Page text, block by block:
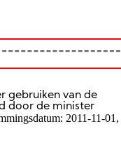
gebruiken van de
door de minister
2011-11-01,